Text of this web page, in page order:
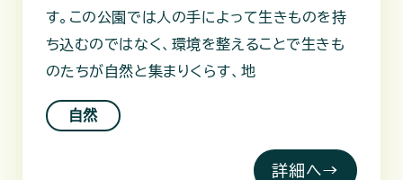
す。この公園では人の手によって生きものを持
ち込むのではなく、環境を整えることで生きも
のたちが自然と集まりくらす、地
自然
詳細へ→